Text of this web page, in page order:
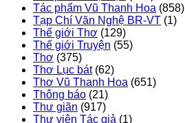
Tác phẩm Vũ Thanh Hoa (858)
Tạp Chí Văn Nghệ BR-VT (1)
Thế giới Thơ (129)
Thế giới Truyện (55)
Thơ (375)
Thơ Lục bát(62)
Thơ Vũ Thanh Hoa (651)
Thông báo (21)
Thư giãn (917)
Thư viện Tác giả (1)